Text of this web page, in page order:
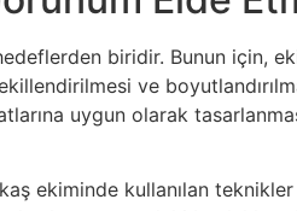
biridir. Bunun için,
ve
uygun olarak
ekiminde kullanılan